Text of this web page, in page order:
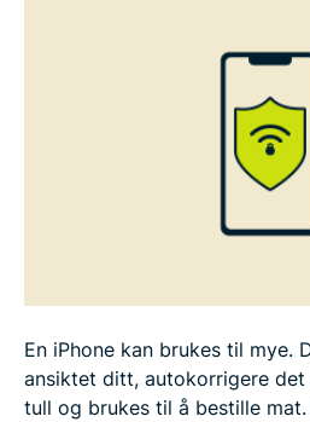
En iPhone kan brukes til mye.
ansiktet ditt, autokorrigere
tull og brukes til å bestille